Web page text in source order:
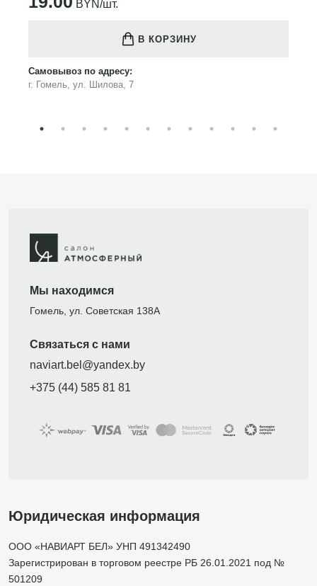
BYN/шт.
В КОРЗИНУ
Самовывоз по адресу:
г. Гомель, ул. Шилова, 7
Мы находимся
Гомель, ул. Советская 138А
Связаться с нами
naviart.bel@yandex.by
+375 (44) 585 81 81
Юридическая информация
ООО «НАВИАРТ БЕЛ» УНП 491342490
Зарегистрирован в торговом реестре РБ 26.01.2021 под №
501209